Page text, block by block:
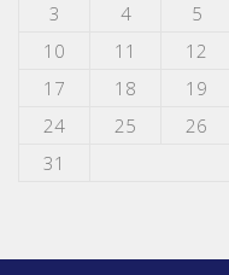
3
4 5
10
11 12
17
18 19
24
25 26
31